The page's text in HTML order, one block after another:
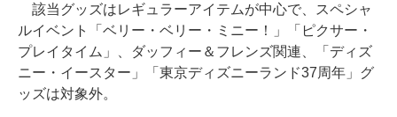
該当グッズはレギュラーアイテムが中心で、スペシャ
ルイベント「ベリー・ベリー・ミニー！」「ピクサー・
プレイタイム」、ダッフィー＆フレンズ関連、「ディズ
ニー・イースター」「東京ディズニーランド37周年」グ
ッズは対象外。